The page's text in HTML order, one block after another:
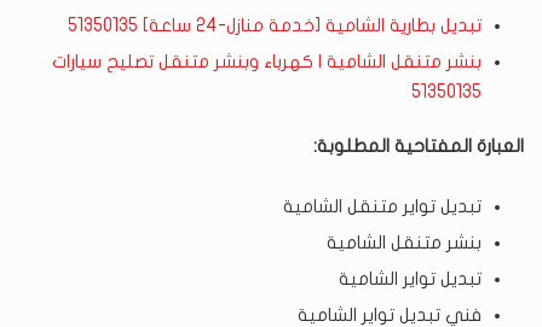
تبديل بطارية الشامية [خدمة منازل-24 ساعة] 51350135
بنشر متنقل الشامية | كهرباء وبنشر متنقل تصليح سيارات
51350135
العبارة المفتاحية المطلوبة:
تبديل تواير متنقل الشامية
بنشر متنقل الشامية
تبديل تواير الشامية
فني تبديل تواير الشامية